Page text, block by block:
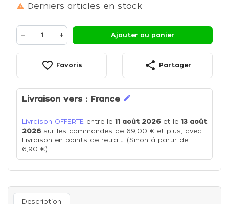
 Derniers articles en stock
− + Ajouter au panier
favorite_border Favoris share Partager
Livraison vers : France edit
Livraison OFFERTE entre le 11 août 2026et le 13 août
2026sur les commandes de 69,00 € et plus, avec
Livraison en points de retrait. (Sinon à partir de
6,90 €)
Description